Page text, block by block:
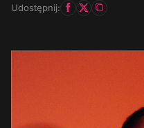
Udostępnij: